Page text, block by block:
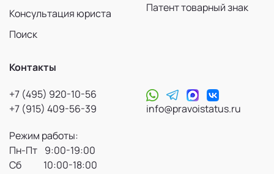
Консультация юриста
Поиск
Патент товарный знак
Контакты
+7 (495) 920-10-56
+7 (915) 409-56-39
info@pravoistatus.ru
Режим работы:
Пн-Пт 9:00-19:00
Сб 10:00-18:00